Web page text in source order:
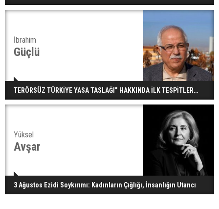
İbrahim
Güçlü
TERÖRSÜZ TÜRKİYE YASA TASLAĞI” HAKKINDA İLK TESPİTLER…
Yüksel
Avşar
3 Ağustos Ezidi Soykırımı: Kadınların Çığlığı, İnsanlığın Utancı